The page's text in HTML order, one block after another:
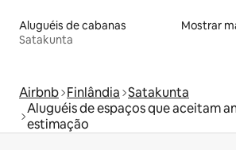
Aluguéis de cabanas
Satakunta
Mostrar
Airbnb Finlândia Satakunta
Aluguéis de espaços que aceitam
estimação